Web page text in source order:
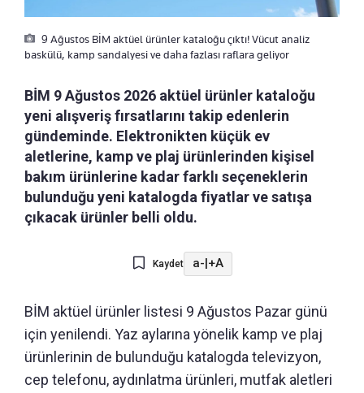
9 Ağustos BİM aktüel ürünler kataloğu çıktı! Vücut analiz
baskülü, kamp sandalyesi ve daha fazlası raflara geliyor
BİM 9 Ağustos 2026 aktüel ürünler kataloğu
yeni alışveriş fırsatlarını takip edenlerin
gündeminde. Elektronikten küçük ev
aletlerine, kamp ve plaj ürünlerinden kişisel
bakım ürünlerine kadar farklı seçeneklerin
bulunduğu yeni katalogda fiyatlar ve satışa
çıkacak ürünler belli oldu.
Kaydet a- +A
BİM aktüel ürünler listesi 9 Ağustos Pazar günü
için yenilendi. Yaz aylarına yönelik kamp ve plaj
ürünlerinin de bulunduğu katalogda televizyon,
cep telefonu, aydınlatma ürünleri, mutfak aletleri